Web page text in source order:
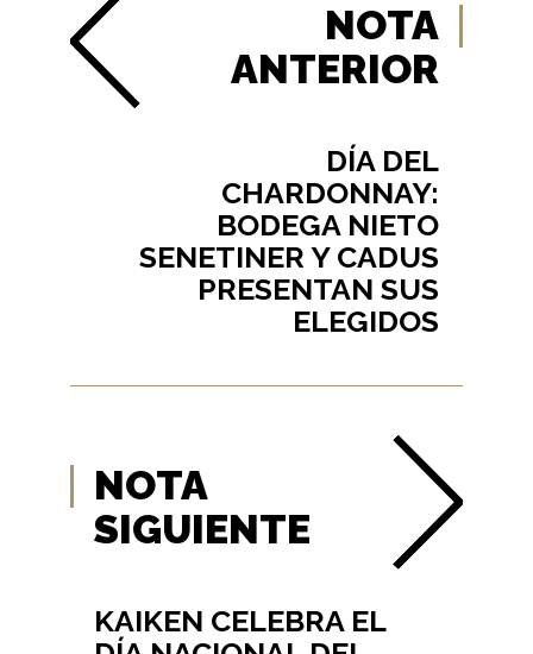
NOTA
ANTERIOR
DÍA DEL
CHARDONNAY:
BODEGA NIETO
SENETINER Y CADUS
PRESENTAN SUS
ELEGIDOS
NOTA
SIGUIENTE
KAIKEN CELEBRA EL